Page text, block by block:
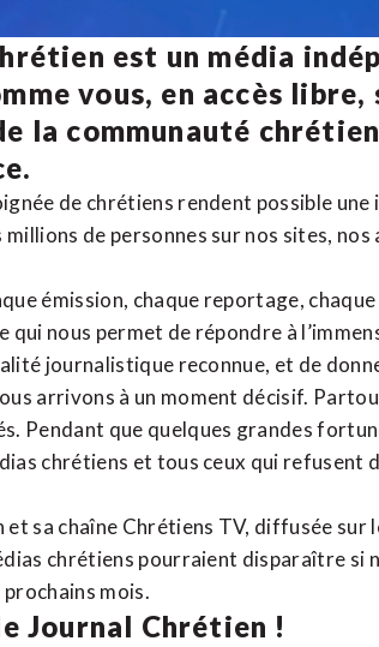
est un média
vous, en accès
la communauté
de chrétiens rendent possible
de personnes sur nos sites, nos
émission, chaque reportage,
qui nous permet de répondre à
journalistique reconnue, et de
arrivons à un moment décisif.
Pendant que quelques grandes
chrétiens et tous ceux qui refusent
sa chaîne Chrétiens TV, diffusée sur
chrétiens pourraient disparaître si
mois.
Journal Chrétien !